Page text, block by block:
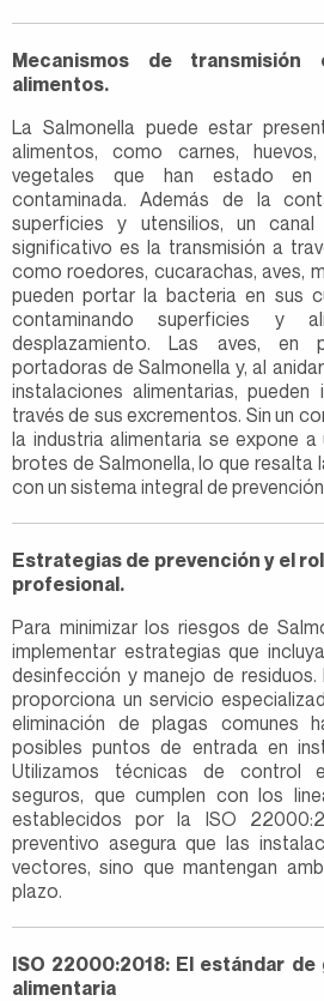
Mecanismos de
alimentos.
La Salmonella puede estar
alimentos, como carnes,
vegetales que han estado
contaminada. Además de la
superficies y utensilios, un
significativo es la transmisión a
como roedores, cucarachas, aves,
pueden portar la bacteria en sus
contaminando superficies y
desplazamiento. Las aves, en
portadoras de Salmonella y, al
instalaciones alimentarias,
través de sus excrementos. Sin un
la industria alimentaria se expone
brotes de Salmonella, lo que
con un sistema integral de
Estrategias de prevención y el
profesional.
Para minimizar los riesgos de
implementar estrategias que
desinfección y manejo de residuos.
proporciona un servicio
eliminación de plagas comunes
posibles puntos de entrada en
Utilizamos técnicas de control
seguros, que cumplen con los
establecidos por la ISO
preventivo asegura que las
vectores, sino que mantengan
plazo.
ISO 22000:2018: El estándar
alimentaria